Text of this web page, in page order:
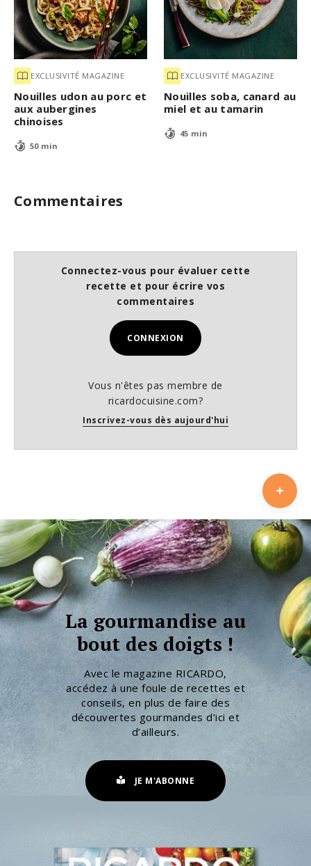
EXCLUSIVITÉ MAGAZINE
Nouilles udon au porc et
aux aubergines
chinoises
50 min
EXCLUSIVITÉ MAGAZINE
Nouilles soba, canard au
miel et au tamarin
45 min
Commentaires
Connectez-vous pour évaluer cette
recette et pour écrire vos
commentaires
CONNEXION
Vous n'êtes pas membre de
ricardocuisine.com?
Inscrivez-vous dès aujourd'hui
La gourmandise au
bout des doigts !
Avec le magazine RICARDO,
accédez à une foule de recettes et
conseils, en plus de faire des
découvertes gourmandes d’ici et
d’ailleurs.
JE M'ABONNE